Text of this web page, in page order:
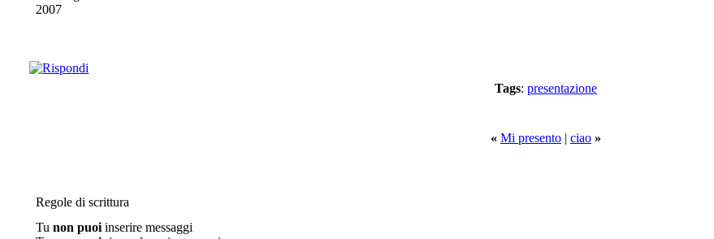
2007
Tags: presentazione
« Mi presento | ciao »
Regole di scrittura
Tu non puoiinserire messaggi